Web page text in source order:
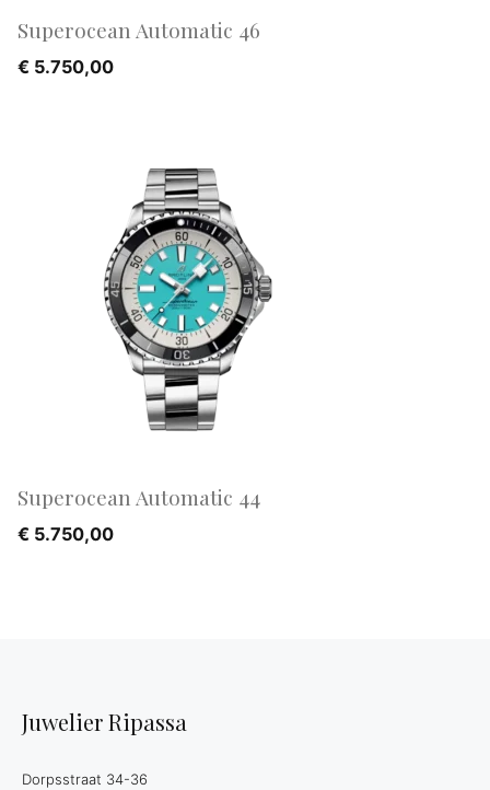
Superocean Automatic 46
€ 5.750,00
Superocean Automatic 44
€ 5.750,00
Juwelier Ripassa
Dorpsstraat 34-36